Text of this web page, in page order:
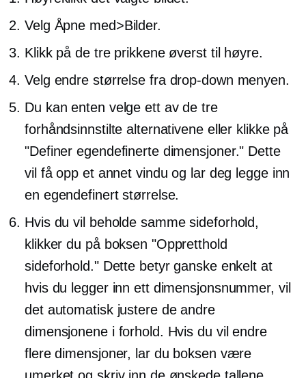
Velg Åpne med>Bilder.
Klikk på de tre prikkene øverst til høyre.
Velg endre størrelse fra drop-down menyen.
Du kan enten velge ett av de tre
forhåndsinnstilte alternativene eller klikke på
"Definer egendefinerte dimensjoner." Dette
vil få opp et annet vindu og lar deg legge inn
en egendefinert størrelse.
Hvis du vil beholde samme sideforhold,
klikker du på boksen "Oppretthold
sideforhold." Dette betyr ganske enkelt at
hvis du legger inn ett dimensjonsnummer, vil
det automatisk justere de andre
dimensjonene i forhold. Hvis du vil endre
flere dimensjoner, lar du boksen være